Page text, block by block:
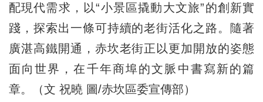
配現代需求，以“小景區撬動大文旅”的創新實
踐，探索出一條可持續的老街活化之路。隨著
廣湛高鐵開通，赤坎老街正以更加開放的姿態
面向世界，在千年商埠的文脈中書寫新的篇
章。（文 祝曉 圖/赤坎區委宣傳部）